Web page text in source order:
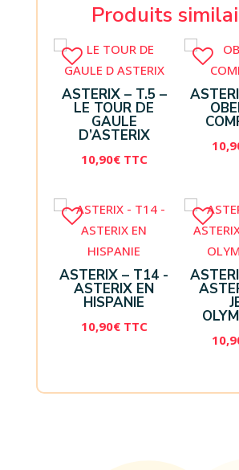
Produits
ASTERIX – T.5 –
LE TOUR DE
GAULE
D’ASTERIX
10,90€ TTC
ASTERIX – T14 -
ASTERIX EN
HISPANIE
10,90€ TTC